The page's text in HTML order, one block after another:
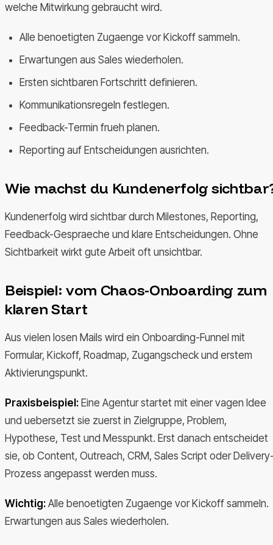
welche Mitwirkung gebraucht wird.
Alle benoetigten Zugaenge vor Kickoff sammeln.
Erwartungen aus Sales wiederholen.
Ersten sichtbaren Fortschritt definieren.
Kommunikationsregeln festlegen.
Feedback-Termin frueh planen.
Reporting auf Entscheidungen ausrichten.
Wie machst du Kundenerfolg
Kundenerfolg wird sichtbar durch Milestones, Reporting,
Feedback-Gespraeche und klare Entscheidungen. Ohne
Sichtbarkeit wirkt gute Arbeit oft unsichtbar.
Beispiel: vom Chaos-Onboarding zum
klaren Start
Aus vielen losen Mails wird ein Onboarding-Funnel mit
Formular, Kickoff, Roadmap, Zugangscheck und erstem
Aktivierungspunkt.
Praxisbeispiel: Eine Agentur startet mit einer vagen Idee
und uebersetzt sie zuerst in Zielgruppe, Problem,
Hypothese, Test und Messpunkt. Erst danach entscheidet
sie, ob Content, Outreach, CRM, Sales Script oder
Prozess angepasst werden muss.
Wichtig: Alle benoetigten Zugaenge vor Kickoff sammeln.
Erwartungen aus Sales wiederholen.